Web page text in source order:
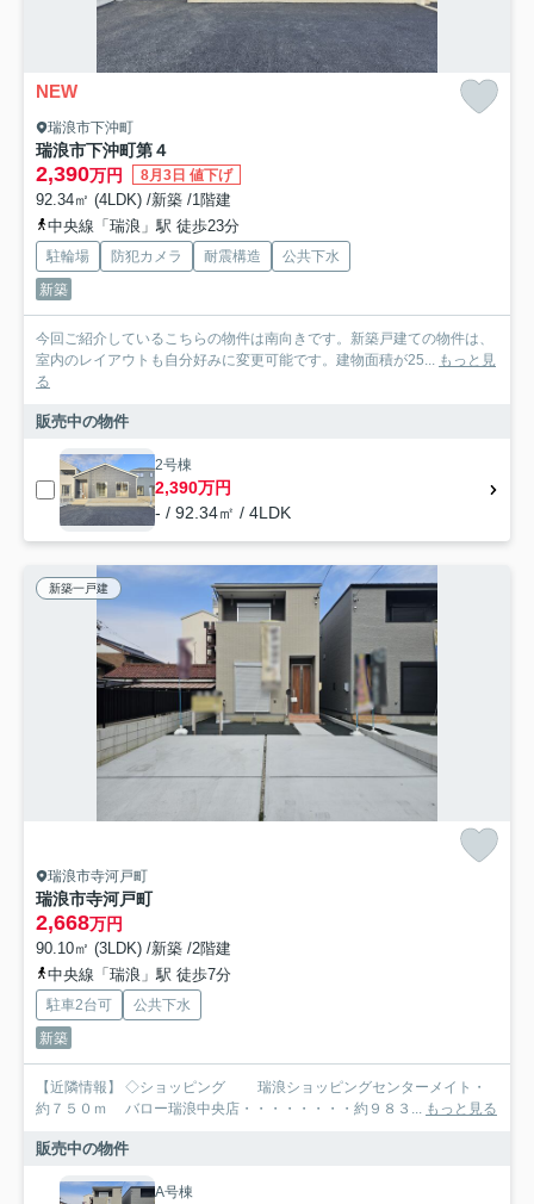
NEW
瑞浪市下沖町
瑞浪市下沖町第４
2,390万円 8月3日 値下げ
92.34㎡ (4LDK) /新築 /1階建
中央線「瑞浪」駅 徒歩23分
駐輪場 防犯カメラ 耐震構造
公共下水
新築
今回ご紹介しているこちらの物件は南向きです。新築戸建ての物件は、
室内のレイアウトも自分好みに変更可能です。建物面積が25... もっと見
る
販売中の物件
2号棟
2,390万円
- / 92.34㎡ / 4LDK
新築一戸建
瑞浪市寺河戸町
瑞浪市寺河戸町
2,668万円
90.10㎡ (3LDK) /新築 /2階建
中央線「瑞浪」駅 徒歩7分
駐車2台可
公共下水
新築
【近隣情報】 ◇ショッピング 瑞浪ショッピングセンターメイト・
約７５０ｍ バロー瑞浪中央店・・・・・・・・約９８３... もっと見る
販売中の物件
A号棟